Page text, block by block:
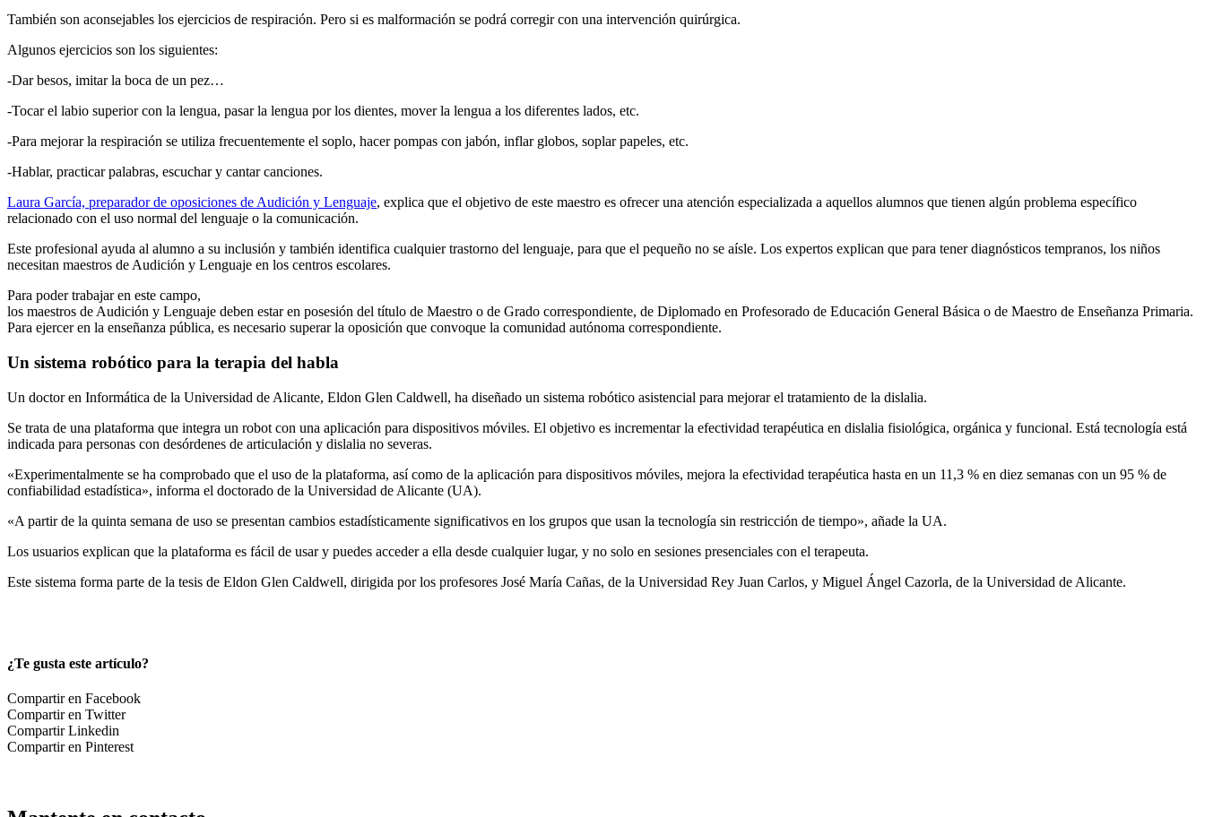
También son aconsejables los ejercicios de respiración. Pero si es malformación se podrá corregir con una intervención quirúrgica.
Algunos ejercicios son los siguientes:
-Dar besos, imitar la boca de un pez…
-Tocar el labio superior con la lengua, pasar la lengua por los dientes, mover la lengua a los diferentes lados, etc.
-Para mejorar la respiración se utiliza frecuentemente el soplo, hacer pompas con jabón, inflar globos, soplar papeles, etc.
-Hablar, practicar palabras, escuchar y cantar canciones.
Laura García, preparador de oposiciones de Audición y Lenguaje, explica que el objetivo de este maestro es ofrecer una atención especializada a aquellos alumnos que tienen algún problema específico
relacionado con el uso normal del lenguaje o la comunicación.
Este profesional ayuda al alumno a su inclusión y también identifica cualquier trastorno del lenguaje, para que el pequeño no se aísle. Los expertos explican que para tener diagnósticos tempranos, los niños
necesitan maestros de Audición y Lenguaje en los centros escolares.
Para poder trabajar en este campo,
los maestros de Audición y Lenguaje deben estar en posesión del título de Maestro o de Grado correspondiente, de Diplomado en Profesorado de Educación General Básica o de Maestro de Enseñanza Primaria.
Para ejercer en la enseñanza pública, es necesario superar la oposición que convoque la comunidad autónoma correspondiente.
Un sistema robótico para la terapia del habla
Un doctor en Informática de la Universidad de Alicante, Eldon Glen Caldwell, ha diseñado un sistema robótico asistencial para mejorar el tratamiento de la dislalia.
Se trata de una plataforma que integra un robot con una aplicación para dispositivos móviles. El objetivo es incrementar la efectividad terapéutica en dislalia fisiológica, orgánica y funcional. Está tecnología está
indicada para personas con desórdenes de articulación y dislalia no severas.
«Experimentalmente se ha comprobado que el uso de la plataforma, así como de la aplicación para dispositivos móviles, mejora la efectividad terapéutica hasta en un 11,3 % en diez semanas con un 95 % de
confiabilidad estadística», informa el doctorado de la Universidad de Alicante (UA).
«A partir de la quinta semana de uso se presentan cambios estadísticamente significativos en los grupos que usan la tecnología sin restricción de tiempo», añade la UA.
Los usuarios explican que la plataforma es fácil de usar y puedes acceder a ella desde cualquier lugar, y no solo en sesiones presenciales con el terapeuta.
Este sistema forma parte de la tesis de Eldon Glen Caldwell, dirigida por los profesores José María Cañas, de la Universidad Rey Juan Carlos, y Miguel Ángel Cazorla, de la Universidad de Alicante.
¿Te gusta este artículo?
Compartir en Facebook
Compartir en Twitter
Compartir Linkedin
Compartir en Pinterest